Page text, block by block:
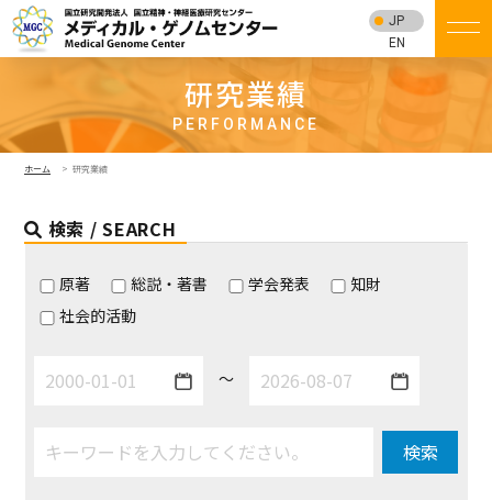
JP
EN
研究業績
PERFORMANCE
ホーム 研究業績
検索 / SEARCH
原著 総説・著書 学会発表
知財
社会的活動
～
検索